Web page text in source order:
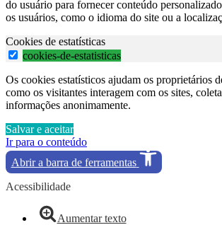
do usuário para fornecer conteúdo
os usuários, como o idioma do site ou a
Cookies de estatísticas
cookies-de-estatisticas
Os cookies estatísticos ajudam os proprietários
como os visitantes interagem com os sites,
informações anonimamente.
Salvar e aceitar
Ir para o conteúdo
Abrir a barra de ferramentas
Acessibilidade
Aumentar texto